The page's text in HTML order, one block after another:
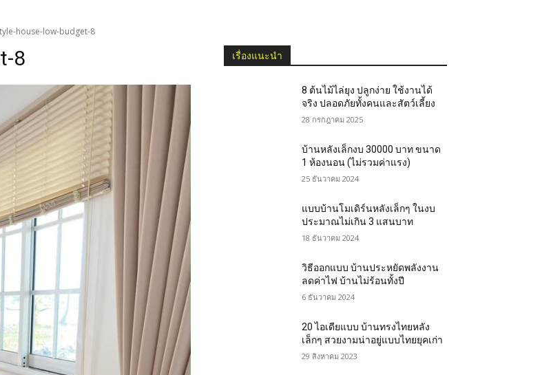
house-low-budget-8
8 เรื่องแนะนำ
8 ต้นไม้ไล่ยุง ปลูกง่าย ใช้งานได้
จริง ปลอดภัยทั้งคนและสัตว์เลี้ยง
28 กรกฎาคม 2025
บ้านหลังเล็กงบ 30000 บาท ขนาด
1 ห้องนอน (ไม่รวมค่าแรง)
25 ธันวาคม 2024
แบบบ้านโมเดิร์นหลังเล็กๆ ในงบ
ประมาณไม่เกิน 3 แสนบาท
18 ธันวาคม 2024
วิธีออกแบบ บ้านประหยัดพลังงาน
ลดค่าไฟ บ้านไม่ร้อนทั้งปี
6 ธันวาคม 2024
20 ไอเดียแบบ บ้านทรงไทยหลัง
เล็กๆ สวยงามน่าอยู่แบบไทยยุคเก่า
29 สิงหาคม 2023